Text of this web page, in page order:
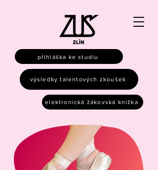
přihláška ke studiu
výsledky talentových zkoušek
elektronická žákovská knížka